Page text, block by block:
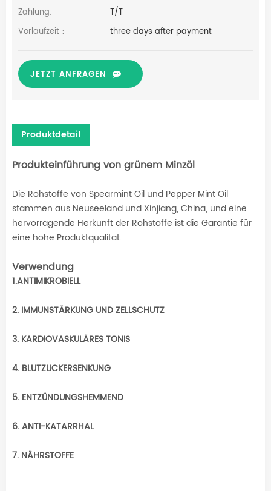
Zahlung:
T/T
Vorlaufzeit：
three days after payment
JETZT ANFRAGEN
Produktdetail
Produkteinführung von grünem Minzöl
Die Rohstoffe von Spearmint Oil und Pepper Mint Oil
stammen aus Neuseeland und Xinjiang, China, und eine
hervorragende Herkunft der Rohstoffe ist die Garantie für
eine hohe Produktqualität.
Verwendung
1.ANTIMIKROBIELL
2. IMMUNSTÄRKUNG UND ZELLSCHUTZ
3. KARDIOVASKULÄRES TONIS
4. BLUTZUCKERSENKUNG
5. ENTZÜNDUNGSHEMMEND
6. ANTI-KATARRHAL
7. NÄHRSTOFFE